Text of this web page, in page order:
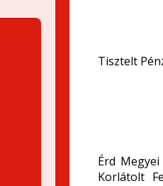
Tisztelt
Érd
Korlátolt